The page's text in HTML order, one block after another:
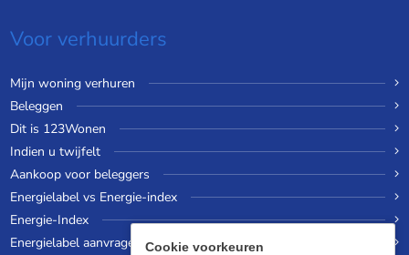
Voor verhuurders
Mijn woning verhuren
Beleggen
Dit is 123Wonen
Indien u twijfelt
Aankoop voor beleggers
Energielabel vs Energie-index
Energie-Index
Energielabel aanvragen
Cookie voorkeuren